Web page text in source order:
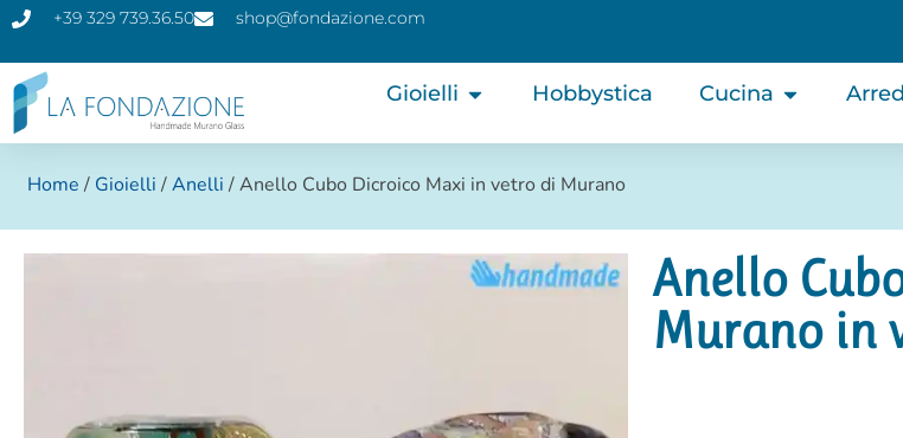
+39 329 739.36.50 shop@fondazione.com
Gioielli Hobbystica Cucina
Home / Gioielli /Anelli / Anello Cubo Dicroico Maxi in vetro di Murano
Anello
Murano in